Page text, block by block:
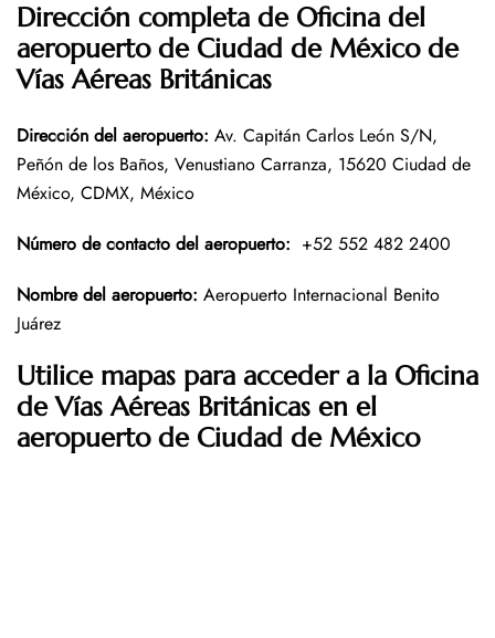
Dirección completa de Oficina del
aeropuerto de Ciudad de México de
Vías Aéreas Británicas
Dirección del aeropuerto: Av. Capitán Carlos León S/N,
Peñón de los Baños, Venustiano Carranza, 15620 Ciudad de
México, CDMX, México
Número de contacto del aeropuerto: +52 552 482 2400
Nombre del aeropuerto: Aeropuerto Internacional Benito
Juárez
Utilice mapas para acceder a la Oficina
de Vías Aéreas Británicas en el
aeropuerto de Ciudad de México